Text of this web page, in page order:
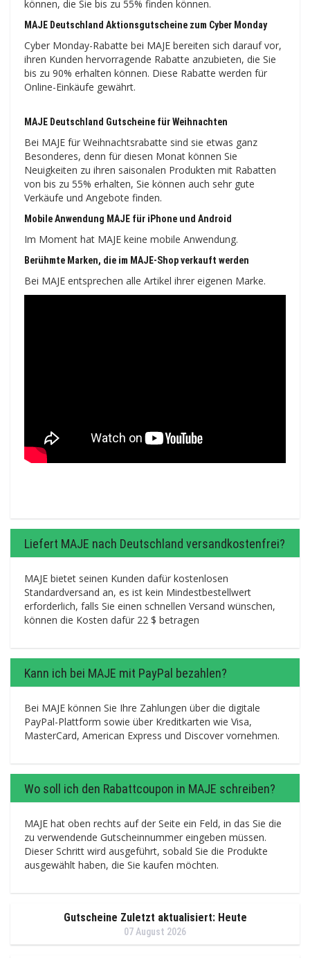
können, die Sie bis zu 55% finden können.
MAJE Deutschland Aktionsgutscheine zum Cyber ​​​​Monday
Cyber ​​​​Monday-Rabatte bei MAJE bereiten sich darauf vor,
ihren Kunden hervorragende Rabatte anzubieten, die Sie
bis zu 90% erhalten können. Diese Rabatte werden für
Online-Einkäufe gewährt.
MAJE Deutschland Gutscheine für Weihnachten
Bei MAJE für Weihnachtsrabatte sind sie etwas ganz
Besonderes, denn für diesen Monat können Sie
Neuigkeiten zu ihren saisonalen Produkten mit Rabatten
von bis zu 55% erhalten, Sie können auch sehr gute
Verkäufe und Angebote finden.
Mobile Anwendung MAJE für iPhone und Android
Im Moment hat MAJE keine mobile Anwendung.
Berühmte Marken, die im MAJE-Shop verkauft werden
Bei MAJE entsprechen alle Artikel ihrer eigenen Marke.
Liefert MAJE nach Deutschland versandkostenfrei?
MAJE bietet seinen Kunden dafür kostenlosen
Standardversand an, es ist kein Mindestbestellwert
erforderlich, falls Sie einen schnellen Versand wünschen,
können die Kosten dafür 22 $ betragen
Kann ich bei MAJE mit PayPal bezahlen?
Bei MAJE können Sie Ihre Zahlungen über die digitale
PayPal-Plattform sowie über Kreditkarten wie Visa,
MasterCard, American Express und Discover vornehmen.
Wo soll ich den Rabattcoupon in MAJE schreiben?
MAJE hat oben rechts auf der Seite ein Feld, in das Sie die
zu verwendende Gutscheinnummer eingeben müssen.
Dieser Schritt wird ausgeführt, sobald Sie die Produkte
ausgewählt haben, die Sie kaufen möchten.
Gutscheine Zuletzt aktualisiert: Heute
07 August 2026